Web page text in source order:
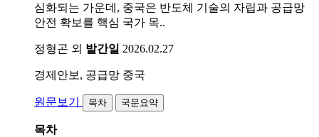
심화되는 가운데, 중국은 반도체 기술의 자립과 공급망
안전 확보를 핵심 국가 목..
정형곤 외 발간일 2026.02.27
경제안보, 공급망 중국
원문보기 목차 국문요약
목차